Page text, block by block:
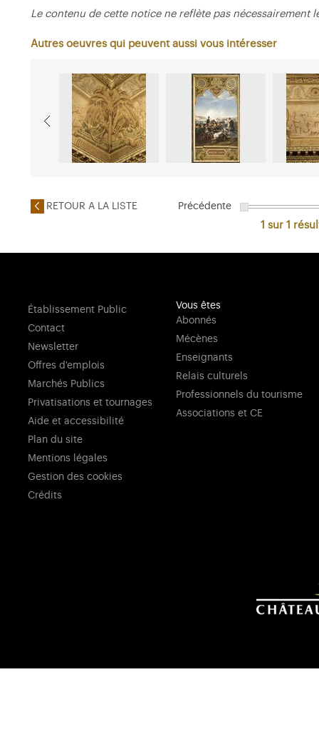
Le contenu de cette notice ne reflète pas nécessairement
Autres oeuvres qui peuvent aussi vous intéresser
RETOUR A LA LISTE Précédente
1 sur 1
Établissement Public
Contact
Newsletter
Offres d'emplois
Marchés Publics
Privatisations et tournages
Aide et accessibilité
Plan du site
Mentions légales
Gestion des cookies
Crédits
Vous êtes
Abonnés
Mécènes
Enseignants
Relais culturels
Professionnels du tourisme
Associations et CE